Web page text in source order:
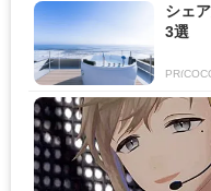
シェ
3選